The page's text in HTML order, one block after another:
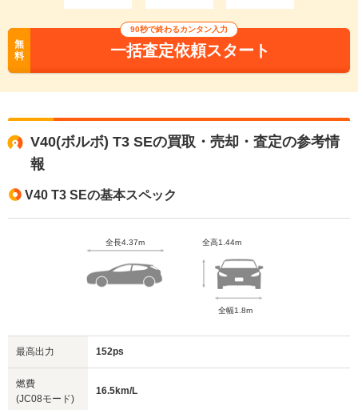
無
料
90秒で終わるカンタン入力
一括査定依頼スタート
V40(ボルボ) T3 SEの買取・売却・査定の参考情
報
V40 T3 SEの基本スペック
全長4.37m 全高1.44m
全幅1.8m
最高出力 152ps
燃費
(JC08モード)
16.5km/L